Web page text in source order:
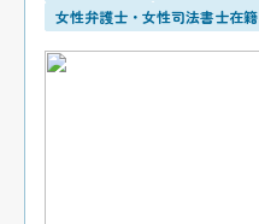
女性弁護士・女性司法書士在籍